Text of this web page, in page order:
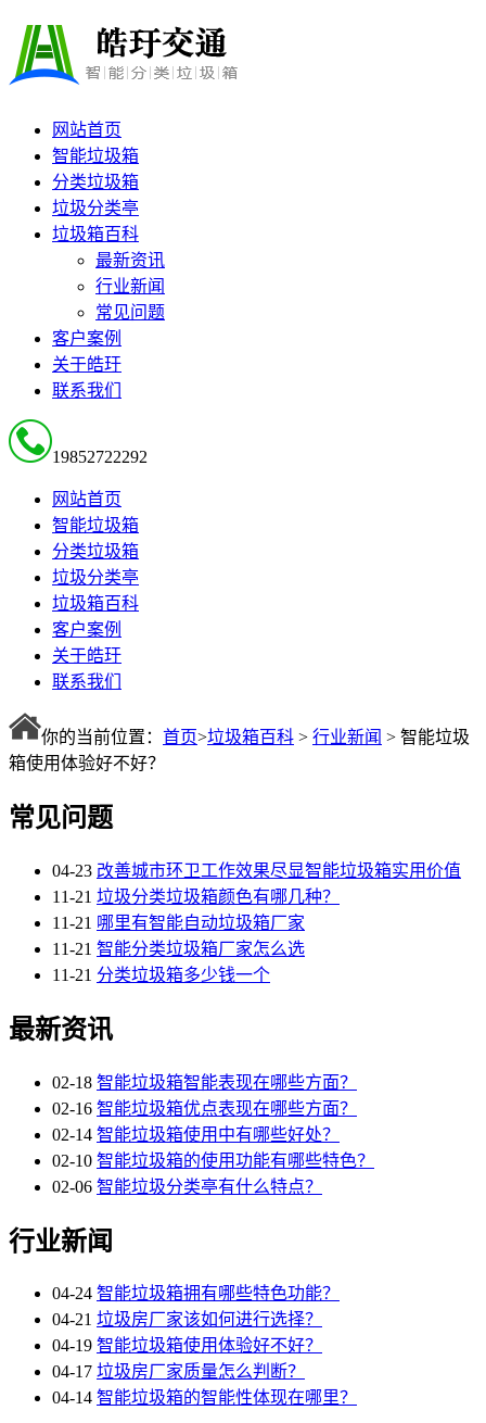
网站首页
智能垃圾箱
分类垃圾箱
垃圾分类亭
垃圾箱百科
最新资讯
行业新闻
常见问题
客户案例
关于皓玗
联系我们
19852722292
网站首页
智能垃圾箱
分类垃圾箱
垃圾分类亭
垃圾箱百科
客户案例
关于皓玗
联系我们
你的当前位置： 首页>垃圾箱百科 > 行业新闻 > 智能垃圾
箱使用体验好不好？
常见问题
04-23 改善城市环卫工作效果尽显智能垃圾箱实用价值
11-21 垃圾分类垃圾箱颜色有哪几种？
11-21 哪里有智能自动垃圾箱厂家
11-21 智能分类垃圾箱厂家怎么选
11-21 分类垃圾箱多少钱一个
最新资讯
02-18 智能垃圾箱智能表现在哪些方面？
02-16 智能垃圾箱优点表现在哪些方面？
02-14 智能垃圾箱使用中有哪些好处？
02-10 智能垃圾箱的使用功能有哪些特色？
02-06 智能垃圾分类亭有什么特点？
行业新闻
04-24 智能垃圾箱拥有哪些特色功能？
04-21 垃圾房厂家该如何进行选择？
04-19 智能垃圾箱使用体验好不好？
04-17 垃圾房厂家质量怎么判断？
04-14 智能垃圾箱的智能性体现在哪里？